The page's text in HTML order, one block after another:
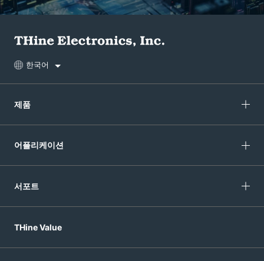
한국어
제품
어플리케이션
서포트
THine Value